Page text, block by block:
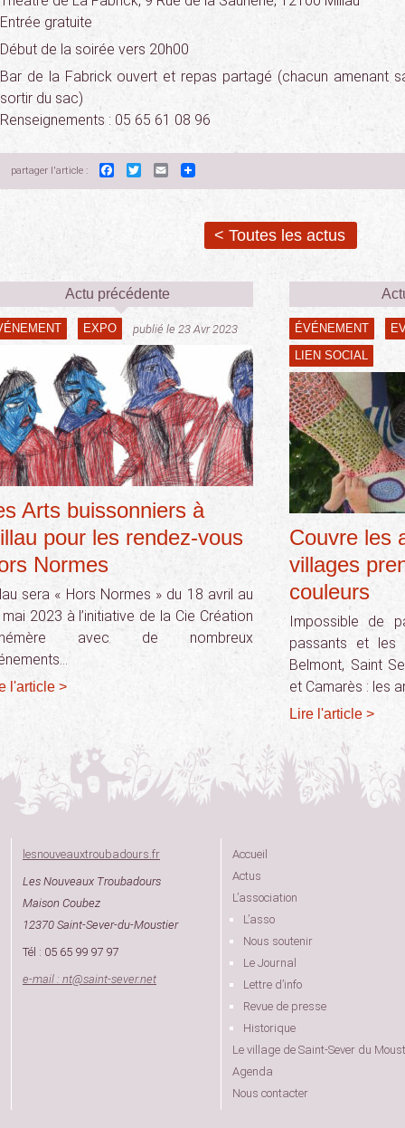
Entrée gratuite
Début de la soirée vers 20h00
Bar de la Fabrick ouvert et repas partagé (chacun amenant
sortir du sac)
Renseignements : 05 65 61 08 96
partager l'article : Facebook
TwitterEmail
< Toutes les actus
Actu précédente
EXPO publié le 23 Avr 2023
Arts buissonniers à
pour les rendez-vous
Normes
sera « Hors Normes » du 18 avril au
2023 à l’initiative de la Cie Création
avec de nombreux
l'article >
ÉVÉNEMENT
LIEN SOCIAL
Couvre les
villages
couleurs
Impossible de
passants et les
Belmont, Saint
et Camarès : les
Lire l'article >
lesnouveauxtroubadours.fr
Les Nouveaux Troubadours
Maison Coubez
12370 Saint-Sever-du-Moustier
Tél : 05 65 99 97 97
e-mail : nt@saint-sever.net
Accueil
Actus
L’association
L’asso
Nous soutenir
Le Journal
Lettre d’info
Revue de presse
Historique
Le village de Saint-Sever du
Agenda
Nous contacter